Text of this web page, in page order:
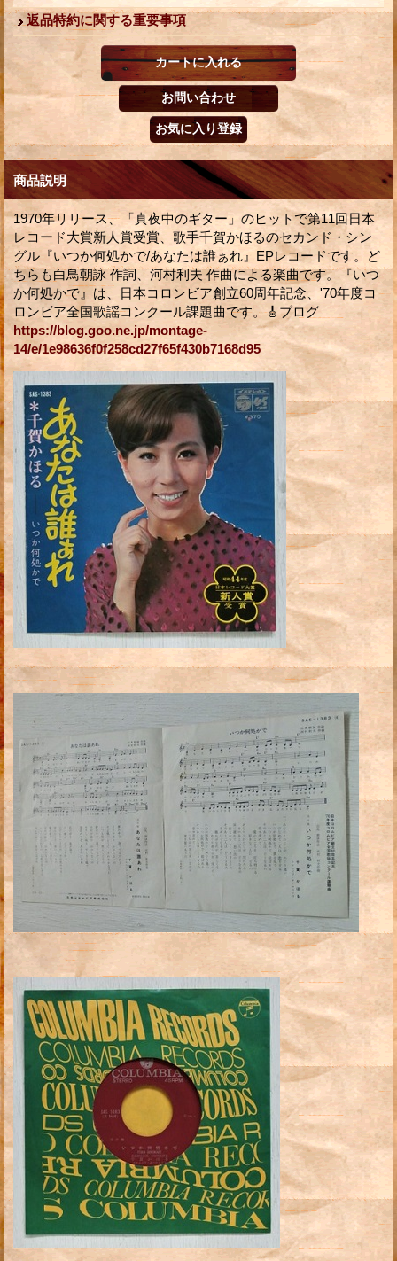
返品特約に関する重要事項
商品説明
1970年リリース、「真夜中のギター」のヒットで第11回日本
レコード大賞新人賞受賞、歌手千賀かほるのセカンド・シン
グル『いつか何処かで/あなたは誰ぁれ』EPレコードです。ど
ちらも白鳥朝詠 作詞、河村利夫 作曲による楽曲です。『いつ
か何処かで』は、日本コロンビア創立60周年記念、'70年度コ
ロンビア全国歌謡コンクール課題曲です。🎸ブログ
https://blog.goo.ne.jp/montage-
14/e/1e98636f0f258cd27f65f430b7168d95